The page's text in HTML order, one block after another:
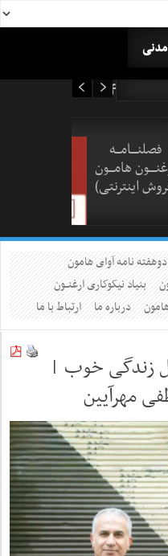
فصلنــــامـــه
هامـــون
اینترنتی)
دوهفته نامه آوای هامون
بنیاد نیکوکاری ارغنــون
درباره ما ارتباط با ما
زندگی خوب |
مهرآیین